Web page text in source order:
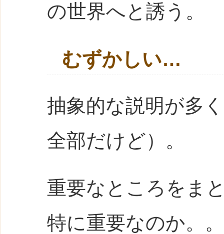
の世界へと誘う。
むずかしい…
抽象的な説明が多
全部だけど）。
重要なところをま
特に重要なのか。